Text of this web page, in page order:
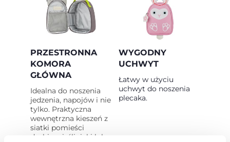
PRZESTRONNA
KOMORA
GŁÓWNA
Idealna do noszenia
jedzenia, napojów i nie
tylko. Praktyczna
wewnętrzna kieszeń z
siatki pomieści
drobiazgi, śliniaki lub
WYGODNY
UCHWYT
Łatwy w użyciu
uchwyt do noszenia
plecaka.